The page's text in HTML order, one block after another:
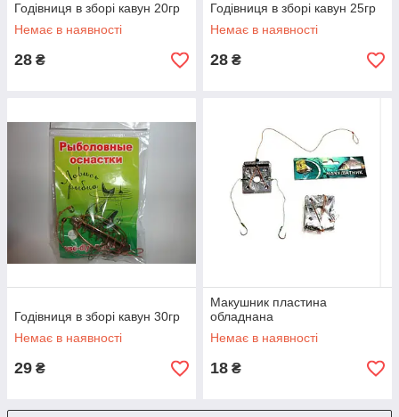
Годівниця в зборі кавун 20гр
Немає в наявності
28 ₴
Годівниця в зборі кавун 25гр
Немає в наявності
28 ₴
Годівниця в зборі кавун 30гр
Немає в наявності
29 ₴
Макушник пластина
обладнана
Немає в наявності
18 ₴